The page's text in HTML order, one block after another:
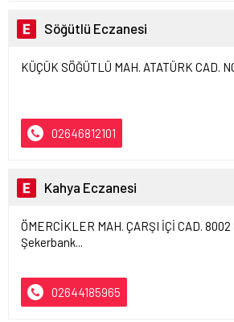
Söğütlü Eczanesi
KÜÇÜK SÖĞÜTLÜ MAH. ATATÜRK CAD.
02646812101
Kahya Eczanesi
ÖMERCİKLER MAH. ÇARŞI İÇİ CAD. 8002
Şekerbank...
02644185965